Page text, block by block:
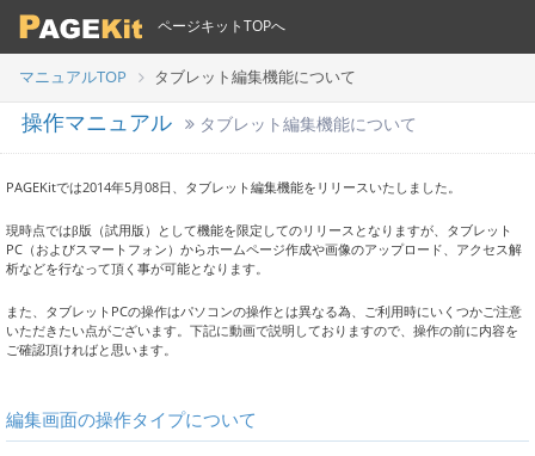
ページキットTOPへ
マニュアルTOP タブレット編集機能について
操作マニュアル タブレット編集機能について
PAGEKitでは2014年5月08日、タブレット編集機能をリリースいたしました。
現時点ではβ版（試用版）として機能を限定してのリリースとなりますが、タブレット
PC（およびスマートフォン）からホームページ作成や画像のアップロード、アクセス解
析などを行なって頂く事が可能となります。
また、タブレットPCの操作はパソコンの操作とは異なる為、ご利用時にいくつかご注意
いただきたい点がございます。下記に動画で説明しておりますので、操作の前に内容を
ご確認頂ければと思います。
編集画面の操作タイプについて